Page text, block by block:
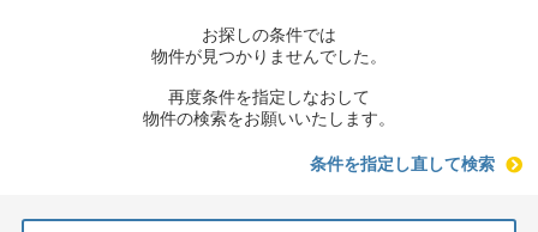
お探しの条件では
物件が見つかりませんでした。
再度条件を指定しなおして
物件の検索をお願いいたします。
条件を指定し直して検索